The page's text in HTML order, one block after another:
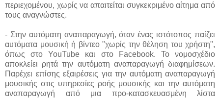
περιεχομένου, χωρίς να απαιτείται συγκεκριμένο αίτημα από
τους αναγνώστες.
- Στην αυτόματη αναπαραγωγή, όταν ένας ιστότοπος παίζει
αυτόματα μουσική ή βίντεο "χωρίς την θέληση του χρήστη",
όπως στο YouTube και στο Facebook. Το νομοσχέδιο
αποκλείει ρητά την αυτόματη αναπαραγωγή διαφημίσεων.
Παρέχει επίσης εξαιρέσεις για την αυτόματη αναπαραγωγή
μουσικής στις υπηρεσίες ροής μουσικής και την αυτόματη
αναπαραγωγή από μια προ-κατασκευασμένη λίστα